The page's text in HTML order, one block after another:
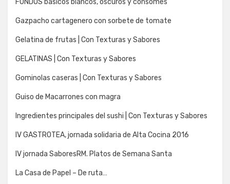
FONDOS básicos blancos, oscuros y consomés
Gazpacho cartagenero con sorbete de tomate
Gelatina de frutas | Con Texturas y Sabores
GELATINAS | Con Texturas y Sabores
Gominolas caseras | Con Texturas y Sabores
Guiso de Macarrones con magra
Ingredientes principales del sushi | Con Texturas y Sabores
IV GASTROTEA, jornada solidaria de Alta Cocina 2016
IV jornada SaboresRM. Platos de Semana Santa
La Casa de Papel – De ruta…